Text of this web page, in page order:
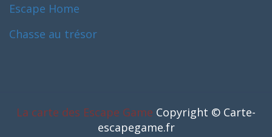
Escape Home
Chasse au trésor
La carte des Escape Game Copyright © Carte-
escapegame.fr